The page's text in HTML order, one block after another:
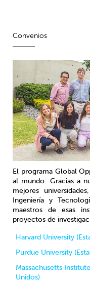
Convenios
El programa Global
al mundo. Gracias a
mejores
Ingeniería y
maestros de esas
proyectos de
Harvard University
Purdue University
Massachusetts
Unidos)